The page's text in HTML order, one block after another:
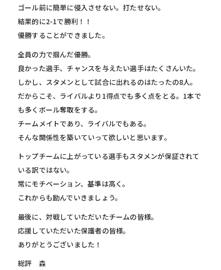
ゴール前に簡単に侵入させない。打たせない。
結果的に2-1で勝利！！
優勝することができました。
全員の力で掴んだ優勝。
良かった選手、チャンスを与えたい選手はたくさんいた。
しかし、スタメンとして試合に出れるのはたったの8人。
だからこそ、ライバルより1得点でも多く点をとる。1本で
も多くボール奪取をする。
チームメイトであり、ライバルでもある。
そんな関係性を築いていって欲しいと思います。
トップチームに上がっている選手もスタメンが保証されて
いる訳ではない。
常にモチベーション、基準は高く。
これからも励んでいきましょう。
最後に、対戦していただいたチームの皆様。
応援していただいた保護者の皆様。
ありがとうございました！
総評 森